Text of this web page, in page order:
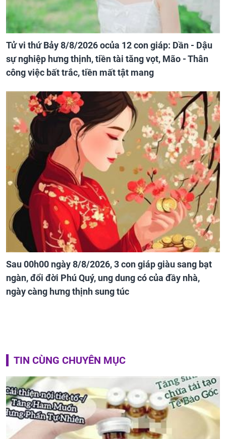
Tử vi thứ Bảy 8/8/2026 ocủa 12 con giáp: Dần - Dậu
sự nghiệp hưng thịnh, tiền tài tăng vọt, Mão - Thân
công việc bất trắc, tiền mất tật mang
Sau 00h00 ngày 8/8/2026, 3 con giáp giàu sang bạt
ngàn, đổi đời Phú Quý, ung dung có của đầy nhà,
ngày càng hưng thịnh sung túc
TIN CÙNG CHUYÊN MỤC